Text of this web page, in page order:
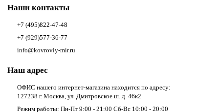
Наши контакты
+7 (495)822-47-48
+7 (929)577-36-77
info@kovroviy-mir.ru
Наш адрес
ОФИС нашего интернет-магазина находится по адресу:
127238 г. Москва, ул. Дмитровское ш. д. 46к2
Режим работы: Пн-Пт 9:00 - 21:00 Сб-Вс 10:00 - 20:00